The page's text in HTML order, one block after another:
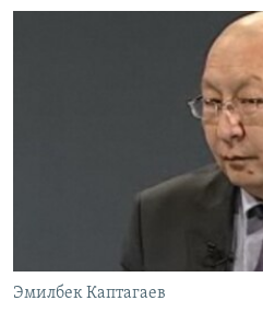
ЫҢГАЙСЫЗ СУРООЛОР
ЭЕ/АРнун бардык сайттары
Эмилбек Каптагаев